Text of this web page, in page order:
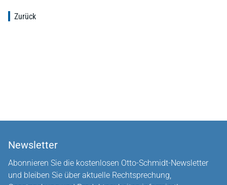
Zurück
Newsletter
Abonnieren Sie die kostenlosen Otto-Schmidt-Newsletter
und bleiben Sie über aktuelle Rechtsprechung,